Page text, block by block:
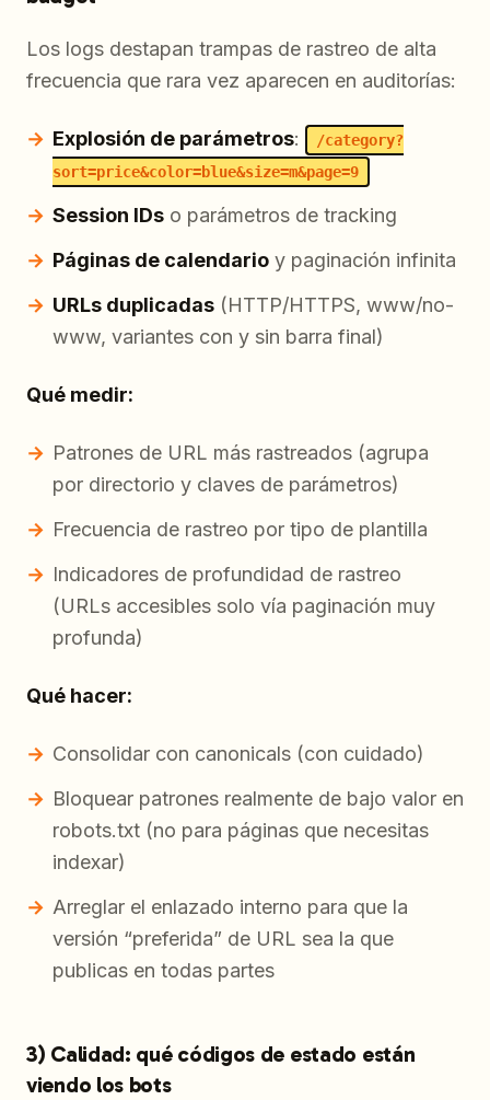
Los logs destapan trampas de rastreo de alta
frecuencia que rara vez aparecen en auditorías:
Explosión de parámetros:
/category?
sort=price&color=blue&size=m&page=9
Session IDs o parámetros de tracking
Páginas de calendario y paginación infinita
URLs duplicadas (HTTP/HTTPS, www/no-
www, variantes con y sin barra final)
Qué medir:
Patrones de URL más rastreados (agrupa
por directorio y claves de parámetros)
Frecuencia de rastreo por tipo de plantilla
Indicadores de profundidad de rastreo
(URLs accesibles solo vía paginación muy
profunda)
Qué hacer:
Consolidar con canonicals (con cuidado)
Bloquear patrones realmente de bajo valor en
robots.txt (no para páginas que necesitas
indexar)
Arreglar el enlazado interno para que la
versión “preferida” de URL sea la que
publicas en todas partes
3) Calidad: qué códigos de estado están
viendo los bots